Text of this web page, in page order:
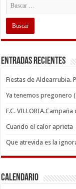
Entradas recientes
Fiestas de Aldearrubia.
Ya tenemos pregonero
F.C.
Cuando el calor aprieta
Que atrevida es la
Calendario